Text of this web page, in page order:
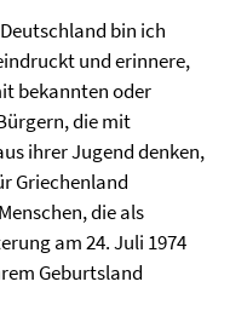
bin ich
und erinnere,
bekannten oder
die mit
ihrer Jugend denken,
Griechenland
die als
am 24. Juli 1974
Geburtsland